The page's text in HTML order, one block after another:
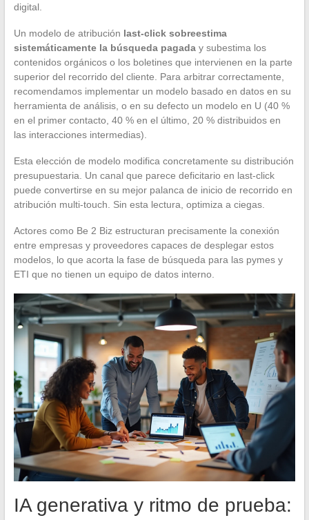
digital.
Un modelo de atribución last-click sobreestima
sistemáticamente la búsqueda pagaday subestima los
contenidos orgánicos o los boletines que intervienen en la parte
superior del recorrido del cliente. Para arbitrar correctamente,
recomendamos implementar un modelo basado en datos en su
herramienta de análisis, o en su defecto un modelo en U (40 %
en el primer contacto, 40 % en el último, 20 % distribuidos en
las interacciones intermedias).
Esta elección de modelo modifica concretamente su distribución
presupuestaria. Un canal que parece deficitario en last-click
puede convertirse en su mejor palanca de inicio de recorrido en
atribución multi-touch. Sin esta lectura, optimiza a ciegas.
Actores como Be 2 Biz estructuran precisamente la conexión
entre empresas y proveedores capaces de desplegar estos
modelos, lo que acorta la fase de búsqueda para las pymes y
ETI que no tienen un equipo de datos interno.
IA generativa y ritmo de prueba: